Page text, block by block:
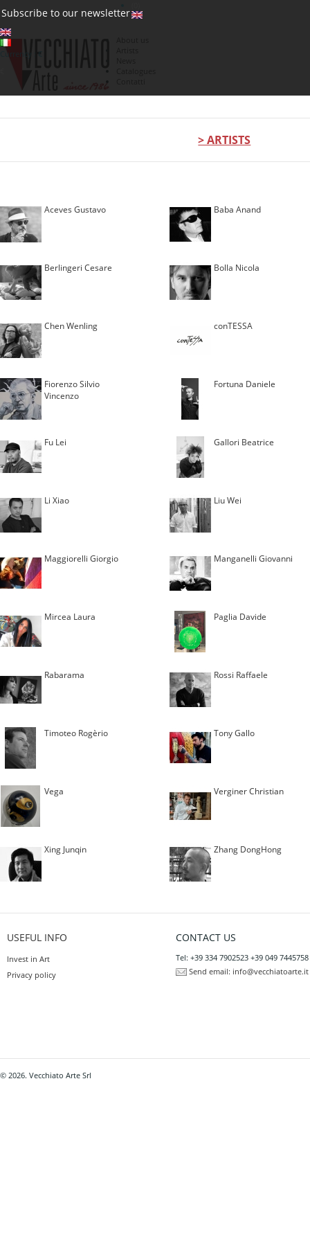
Subscribe to our newsletter
> ARTISTS
Aceves Gustavo Baba Anand
Berlingeri Cesare Bolla Nicola
Chen Wenling conTESSA
Fiorenzo Silvio
Vincenzo
Fortuna Daniele
Fu Lei Gallori Beatrice
Li Xiao Liu Wei
Maggiorelli Giorgio Manganelli Giovanni
Mircea Laura Paglia Davide
Rabarama Rossi Raffaele
Timoteo Rogèrio Tony Gallo
Vega Verginer Christian
Xing Junqin Zhang DongHong
USEFUL INFO
Invest in Art
Privacy policy
CONTACT US
Tel: +39 334 7902523 +39 049 7445758
Send email: info@vecchiatoarte.it
© 2026. Vecchiato Arte Srl